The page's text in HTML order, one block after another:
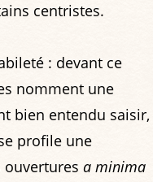
centristes.
: devant ce
nomment une
bien entendu saisir,
profile une
ouvertures a minima